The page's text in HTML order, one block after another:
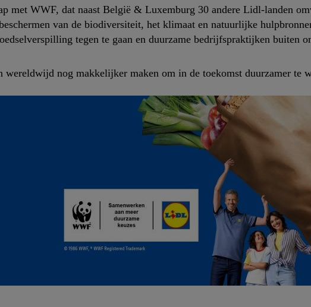
met WWF, dat naast België & Luxemburg 30 andere Lidl-landen
van de biodiversiteit, het klimaat en natuurlijke
tegen te gaan en duurzame bedrijfspraktijken buiten
nog makkelijker maken om in de toekomst duurzamer te